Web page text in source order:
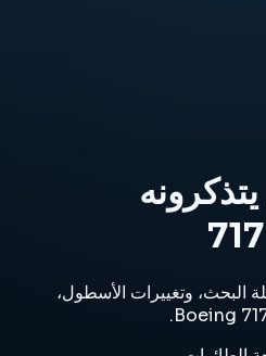
البحث، وتغييرات الأسطول،